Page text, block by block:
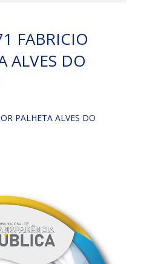
FABRICIO
ALVES DO
PALHETA ALVES DO